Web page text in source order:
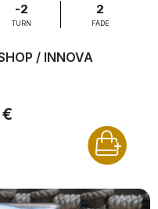
-2
TURN
2
FADE
/ INNOVA